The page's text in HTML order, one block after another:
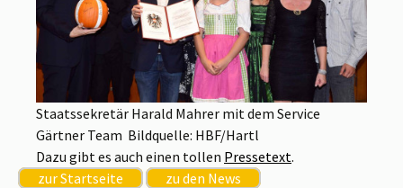
Staatssekretär Harald Mahrer mit dem Service
Gärtner Team Bildquelle: HBF/Hartl
Dazu gibt es auch einen tollen Pressetext.
zur Startseite
zu den News